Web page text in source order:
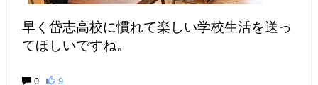
早く岱志高校に慣れて楽しい学校生活を送っ
てほしいですね。
0 9